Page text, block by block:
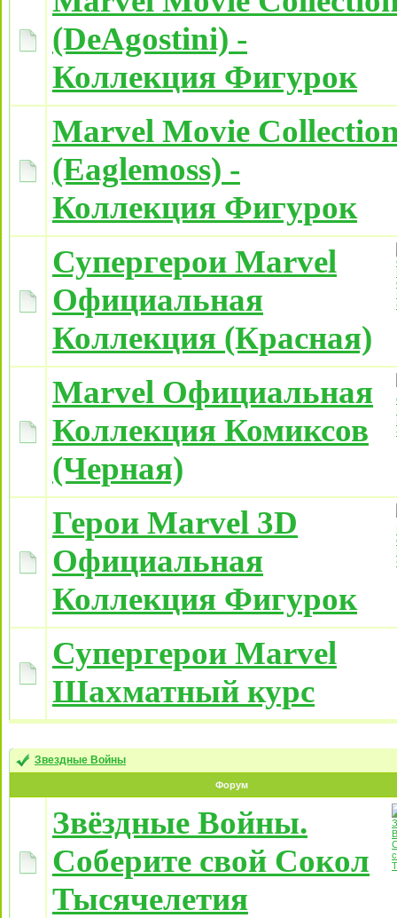
(DeAgostini) -
Коллекция Фигурок
Marvel Movie
(Eaglemoss) -
Коллекция Фигурок
Супергерои Marvel
Официальная
Коллекция (Красная)
Marvel Официальная
Коллекция Комиксов
(Черная)
Герои Marvel 3D
Официальная
Коллекция Фигурок
Супергерои Marvel
Шахматный курс
Звездные Войны
Форум
Звёздные Войны.
Соберите свой Сокол
Тысячелетия